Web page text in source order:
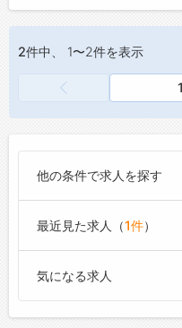
2件中、 1〜2件を表示
他の条件で求人を探す
最近見た求人（1件）
気になる求人